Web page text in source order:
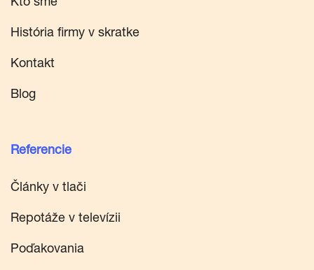
Kto sme
História firmy v skratke
Kontakt
Blog
Referencie
Články v tlači
Repotáže v televízii
Poďakovania